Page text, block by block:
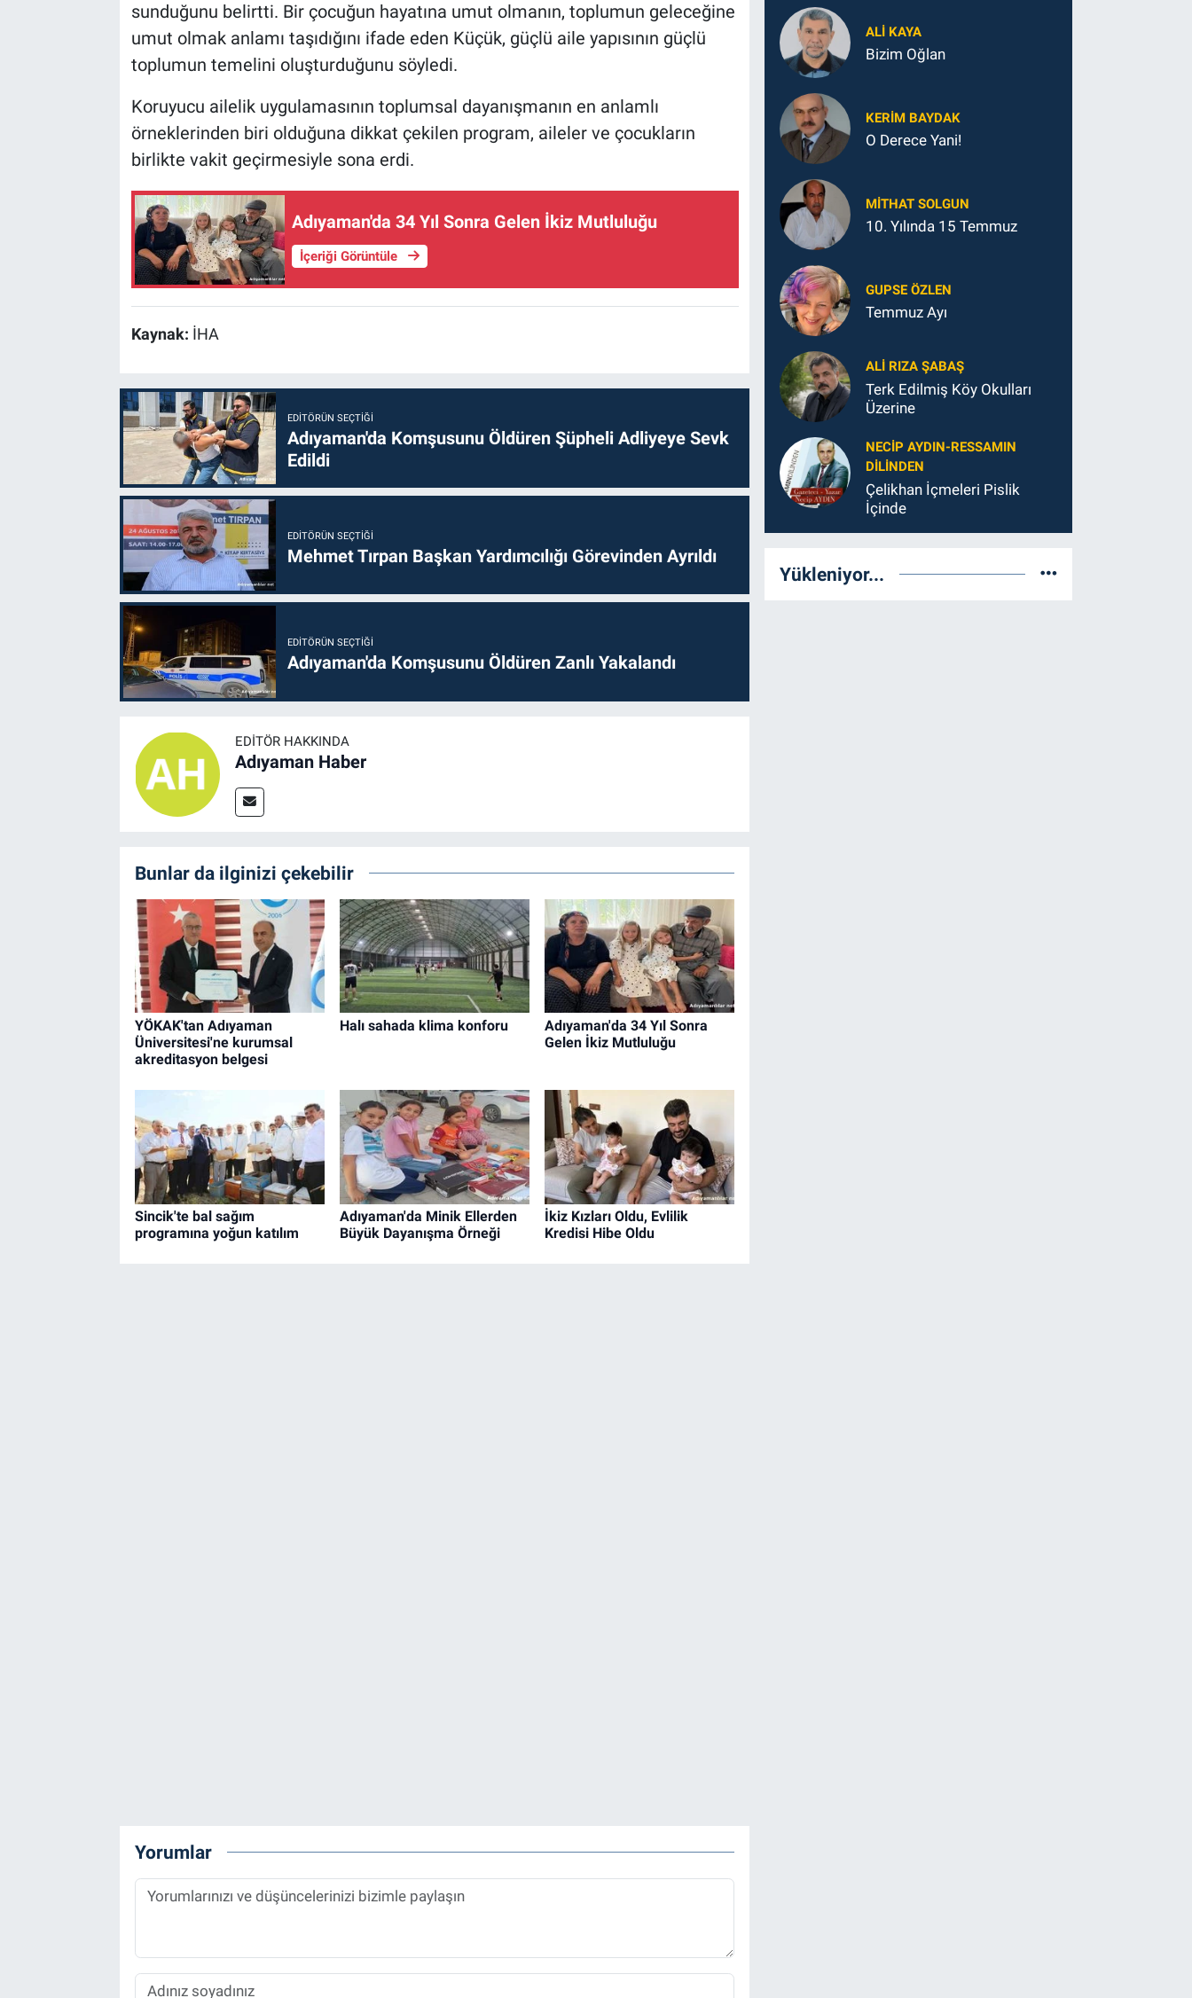
sunduğunu belirtti. Bir çocuğun hayatına umut olmanın, toplumun geleceğine
umut olmak anlamı taşıdığını ifade eden Küçük, güçlü aile yapısının güçlü
toplumun temelini oluşturduğunu söyledi.
Koruyucu ailelik uygulamasının toplumsal dayanışmanın en anlamlı
örneklerinden biri olduğuna dikkat çekilen program, aileler ve çocukların
birlikte vakit geçirmesiyle sona erdi.
Adıyaman'da 34 Yıl Sonra Gelen İkiz Mutluluğu
İçeriği Görüntüle
Kaynak: İHA
EDITÖRÜN SEÇTIĞI
Adıyaman'da Komşusunu Öldüren Şüpheli Adliyeye Sevk
Edildi
EDITÖRÜN SEÇTIĞI
Mehmet Tırpan Başkan Yardımcılığı Görevinden Ayrıldı
EDITÖRÜN SEÇTIĞI
Adıyaman'da Komşusunu Öldüren Zanlı Yakalandı
EDITÖR HAKKINDA
Adıyaman Haber
Bunlar da ilginizi çekebilir
YÖKAK'tan Adıyaman
Üniversitesi'ne kurumsal
akreditasyon belgesi
Halı sahada klima konforu
Adıyaman'da 34 Yıl Sonra
Gelen İkiz Mutluluğu
Sincik'te bal sağım
programına yoğun katılım
Adıyaman'da Minik Ellerden
Büyük Dayanışma Örneği
İkiz Kızları Oldu, Evlilik
Kredisi Hibe Oldu
Yorumlar
ALI KAYA
Bizim Oğlan
KERIM BAYDAK
O Derece Yani!
MITHAT SOLGUN
10. Yılında 15 Temmuz
GUPSE ÖZLEN
Temmuz Ayı
ALI RIZA ŞABAŞ
Terk Edilmiş Köy Okulları
Üzerine
NECIP AYDIN-RESSAMIN
DILINDEN
Çelikhan İçmeleri Pislik
İçinde
Yükleniyor...